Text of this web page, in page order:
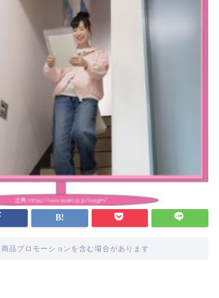
品プロモーションを含む場合があります